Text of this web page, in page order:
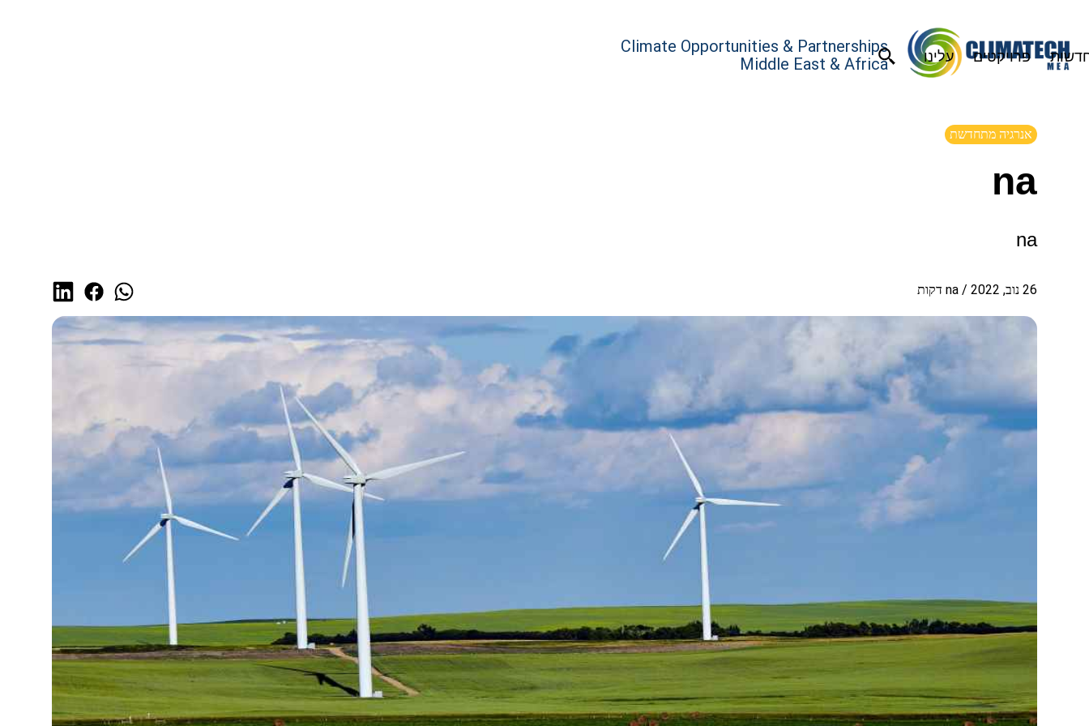
Climate Opportunities & Partnerships
Middle East & Africa
פרויקטים עלינו
אנרגיה מתחדשת
na
na
26 נוב, 2022 /
na דקות